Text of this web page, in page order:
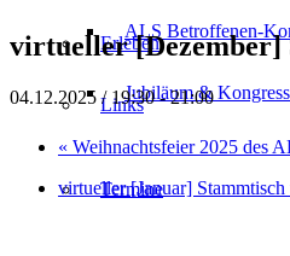
Erleben
Links
ALS Betroffenen-
Jubiläum &
Termine
virtueller [Dezember]
04.12.2025 / 19:30-21:00
« Weihnachtsfeier 2025 des
virtueller [Januar]